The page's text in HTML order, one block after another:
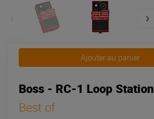
Ajouter au panier
Boss - RC-1 Loop Station
Best of